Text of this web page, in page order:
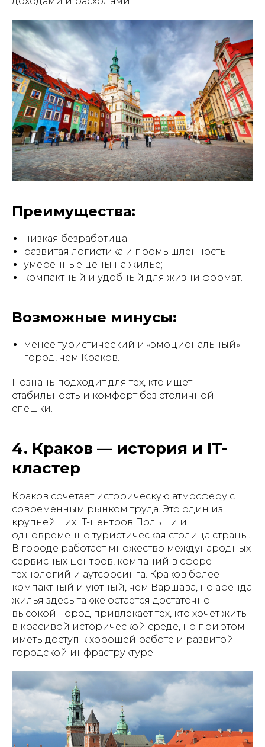
Преимущества:
низкая безработица;
развитая логистика и промышленность;
умеренные цены на жильё;
компактный и удобный для жизни формат.
Возможные минусы:
менее туристический и «эмоциональный»
город, чем Краков.
Познань подходит для тех, кто ищет
стабильность и комфорт без столичной
спешки.
4. Краков — история и IT-
кластер
Краков сочетает историческую атмосферу с
современным рынком труда. Это один из
крупнейших IT-центров Польши и
одновременно туристическая столица страны.
В городе работает множество международных
сервисных центров, компаний в сфере
технологий и аутсорсинга. Краков более
компактный и уютный, чем Варшава, но аренда
жилья здесь также остаётся достаточно
высокой. Город привлекает тех, кто хочет жить
в красивой исторической среде, но при этом
иметь доступ к хорошей работе и развитой
городской инфраструктуре.